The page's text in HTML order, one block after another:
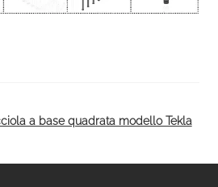
a base quadrata modello Tekla